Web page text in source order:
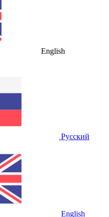
English
Русский
English